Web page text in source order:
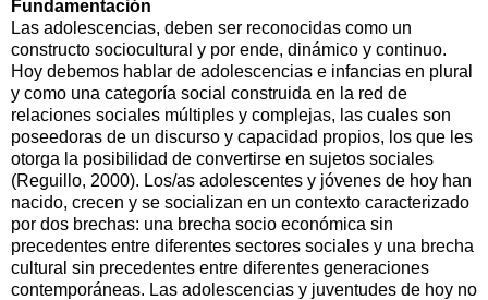
Fundamentación
Las adolescencias, deben ser reconocidas como un
constructo sociocultural y por ende, dinámico y continuo.
Hoy debemos hablar de adolescencias e infancias en plural
y como una categoría social construida en la red de
relaciones sociales múltiples y complejas, las cuales son
poseedoras de un discurso y capacidad propios, los que les
otorga la posibilidad de convertirse en sujetos sociales
(Reguillo, 2000). Los/as adolescentes y jóvenes de hoy han
nacido, crecen y se socializan en un contexto caracterizado
por dos brechas: una brecha socio económica sin
precedentes entre diferentes sectores sociales y una brecha
cultural sin precedentes entre diferentes generaciones
contemporáneas. Las adolescencias y juventudes de hoy no